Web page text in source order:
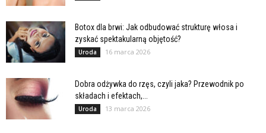
Botox dla brwi: Jak odbudować strukturę włosa i
zyskać spektakularną objętość?
Uroda 16 marca 2026
Dobra odżywka do rzęs, czyli jaka? Przewodnik po
składach i efektach,...
Uroda 13 marca 2026